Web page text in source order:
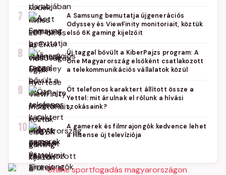
7
A Samsung bemutatja újgenerációs
Odyssey és ViewFinity monitoriait, köztük
első 6K gaming kijelzőit
8
Új taggal bővült a KiberPajzs program: A
One Magyarország elsőként csatlakozott
a telekommunikációs vállalatok közül
9
Öt telefonos karaktert állított össze a
Yettel: mit árulnak el rólunk a hívási
szokásaink?
10
A gamerek és filmrajongók kedvence lehet
a Hisense új televíziója